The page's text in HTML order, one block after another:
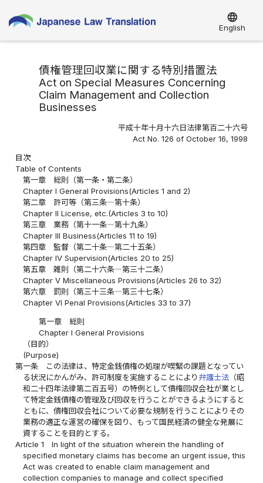
language
English
債権管理回収業に関する特別措置法
Act on Special Measures Concerning
Claim Management and Collection
Businesses
平成十年十月十六日法律第百二十六号
Act No. 126 of October 16, 1998
目次
Table of Contents
第一章 総則（第一条・第二条）
Chapter I General Provisions(Articles 1 and 2)
第二章 許可等（第三条―第十条）
Chapter II License, etc.(Articles 3 to 10)
第三章 業務（第十一条―第十九条）
Chapter III Business(Articles 11 to 19)
第四章 監督（第二十条―第二十五条）
Chapter IV Supervision(Articles 20 to 25)
第五章 雑則（第二十六条―第三十二条）
Chapter V Miscellaneous Provisions(Articles 26 to 32)
第六章 罰則（第三十三条―第三十七条）
Chapter VI Penal Provisions(Articles 33 to 37)
第一章 総則
Chapter I General Provisions
（目的）
(Purpose)
第一条
この法律は、特定金銭債権の処理が喫緊の課題となってい
る状況にかんがみ、許可制度を実施することにより 弁護士法 （昭
和二十四年法律第二百五号）の特例として債権回収会社が業とし
て特定金銭債権の管理及び回収を行うことができるようにすると
ともに、債権回収会社について必要な規制を行うことによりその
業務の適正な運営の確保を図り、もって国民経済の健全な発展に
資することを目的とする。
Article 1
In light of the situation wherein the handling of
specified monetary claims has become an urgent issue, this
Act was created to enable claim management and
collection companies to manage and collect specified